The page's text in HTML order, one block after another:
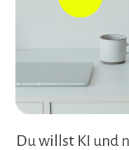
Du willst KI und